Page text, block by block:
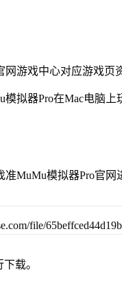
游戏中心对应游戏页
拟器Pro在Mac电脑上
MuMu模拟器Pro官网
载。